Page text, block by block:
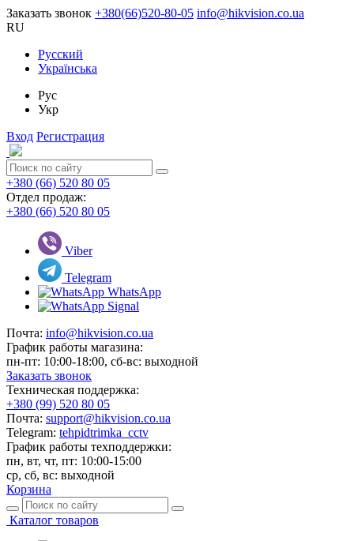
Заказать звонок +380(66)520-80-05 info@hikvision.co.ua
RU
Русский
Українська
Рус
Укр
Вход Регистрация
+380 (66) 520 80 05
Отдел продаж:
+380 (66) 520 80 05
Viber
Telegram
WhatsApp
Signal
Почта: info@hikvision.co.ua
График работы магазина:
пн-пт: 10:00-18:00, сб-вс: выходной
Заказать звонок
Техническая поддержка:
+380 (99) 520 80 05
Почта: support@hikvision.co.ua
Telegram: tehpidtrimka_cctv
График работы техподдержки:
пн, вт, чт, пт: 10:00-15:00
ср, сб, вс: выходной
Корзина
Каталог товаров